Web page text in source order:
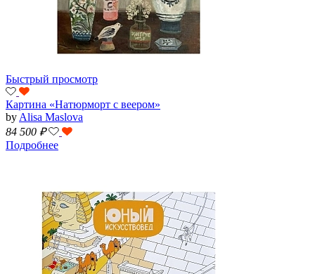
Быстрый просмотр
Картина «Натюрморт с веером»
by Alisa Maslova
84 500 ₽
Подробнее